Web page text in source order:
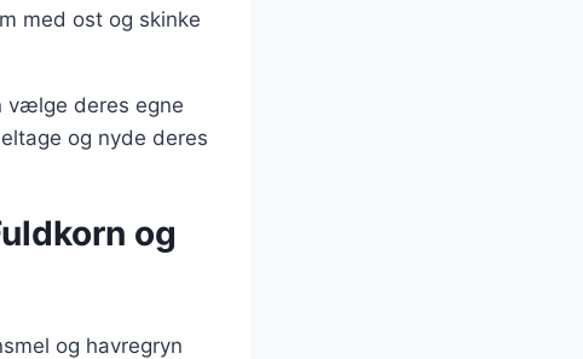
med ost og skinke
vælge deres egne
og nyde deres
og
og havregryn